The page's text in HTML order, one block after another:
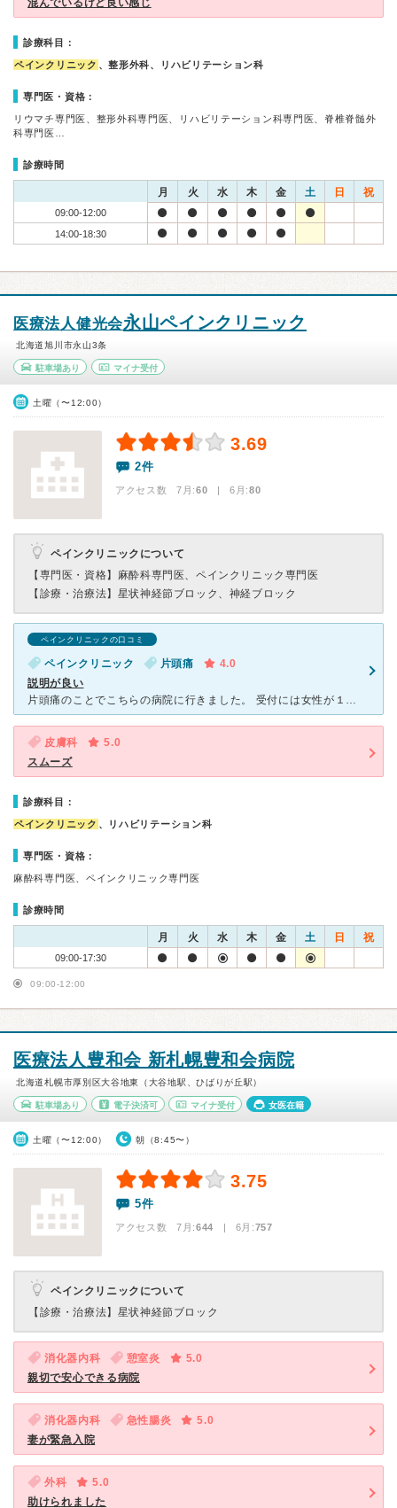
混んでいるけど良い感じ
診療科目：
ペインクリニック 、整形外科、リハビリテーション科
専門医・資格：
リウマチ専門医、整形外科専門医、リハビリテーション科専門医、脊椎脊髄外
科専門医…
診療時間
月 火 水 木 金 土 日 祝
09:00-12:00
14:00-18:30
医療法人健光会永山ペインクリニック
北海道旭川市永山3条
駐車場あり マイナ受付
土曜（〜12:00）
3.69
2件
アクセス数 7月:60 | 6月:80
ペインクリニックについて
【専門医・資格】 麻酔科専門医、ペインクリニック専門医
【診療・治療法】 星状神経節ブロック、神経ブロック
ペインクリニックの口コミ
ペインクリニック 片頭痛
4.0
説明が良い
片頭痛のことでこちらの病院に行きました。 受付には女性が１人いて感じの良い対応でした。 アンケート表に記入をし、テレビを見ながら呼ばれるのを待っていました。 平日の午後のせいか空いていました。
皮膚科
5.0
スムーズ
診療科目：
ペインクリニック 、リハビリテーション科
専門医・資格：
麻酔科専門医、ペインクリニック専門医
診療時間
月 火 水 木 金 土 日 祝
09:00-17:30
09:00-12:00
医療法人豊和会 新札幌豊和会病院
北海道札幌市厚別区大谷地東（大谷地駅、ひばりが丘駅）
駐車場あり 電子決済可 マイナ受付 女医在籍
土曜（〜12:00） 朝（8:45〜）
3.75
5件
アクセス数 7月:644 | 6月:757
ペインクリニックについて
【診療・治療法】 星状神経節ブロック
消化器内科 憩室炎
5.0
親切で安心できる病院
消化器内科 急性腸炎
5.0
妻が緊急入院
外科
5.0
助けられました